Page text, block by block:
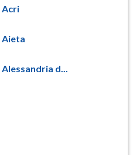
Acri
Aieta
Alessandria d...